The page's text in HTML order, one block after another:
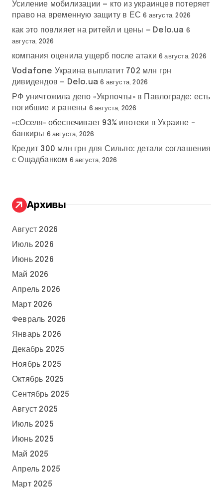
Усиление мобилизации — кто из украинцев потеряет
право на временную защиту в ЕС 6 августа, 2026
как это повлияет на ритейл и цены — Delo.ua 6
августа, 2026
компания оценила ущерб после атаки 6 августа, 2026
Vodafone Украина выплатит 702 млн грн
дивидендов — Delo.ua 6 августа, 2026
РФ уничтожила депо «Укрпочты» в Павлограде: есть
погибшие и ранены 6 августа, 2026
«єОселя» обеспечивает 93% ипотеки в Украине –
банкиры 6 августа, 2026
Кредит 300 млн грн для Сильпо: детали соглашения
с Ощадбанком 6 августа, 2026
Архивы
Август 2026
Июль 2026
Июнь 2026
Май 2026
Апрель 2026
Март 2026
Февраль 2026
Январь 2026
Декабрь 2025
Ноябрь 2025
Октябрь 2025
Сентябрь 2025
Август 2025
Июль 2025
Июнь 2025
Май 2025
Апрель 2025
Март 2025